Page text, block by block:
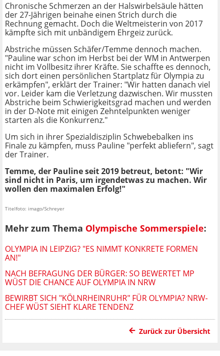
Chronische Schmerzen an der Halswirbelsäule hätten
der 27-Jährigen beinahe einen Strich durch die
Rechnung gemacht. Doch die Weltmeisterin von 2017
kämpfte sich mit unbändigem Ehrgeiz zurück.
Abstriche müssen Schäfer/Temme dennoch machen.
"Pauline war schon im Herbst bei der WM in Antwerpen
nicht im Vollbesitz ihrer Kräfte. Sie schaffte es dennoch,
sich dort einen persönlichen Startplatz für Olympia zu
erkämpfen", erklärt der Trainer: "Wir hatten danach viel
vor. Leider kam die Verletzung dazwischen. Wir mussten
Abstriche beim Schwierigkeitsgrad machen und werden
in der D-Note mit einigen Zehntelpunkten weniger
starten als die Konkurrenz."
Um sich in ihrer Spezialdisziplin Schwebebalken ins
Finale zu kämpfen, muss Pauline "perfekt abliefern", sagt
der Trainer.
Temme, der Pauline seit 2019 betreut, betont: "Wir
sind nicht in Paris, um irgendetwas zu machen. Wir
wollen den maximalen Erfolg!"
Titelfoto: imago/Schreyer
Mehr zum Thema Olympische Sommerspiele:
OLYMPIA IN LEIPZIG? "ES NIMMT KONKRETE FORMEN
AN!"
NACH BEFRAGUNG DER BÜRGER: SO BEWERTET MP
WÜST DIE CHANCE AUF OLYMPIA IN NRW
BEWIRBT SICH "KÖLNRHEINRUHR" FÜR OLYMPIA? NRW-
CHEF WÜST SIEHT KLARE TENDENZ
Zurück zur Übersicht